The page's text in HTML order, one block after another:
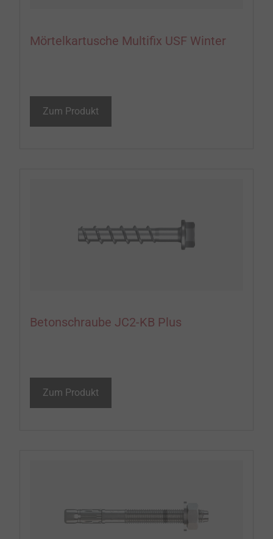
Mörtelkartusche Multifix USF Winter
Zum Produkt
Betonschraube JC2-KB Plus
Zum Produkt